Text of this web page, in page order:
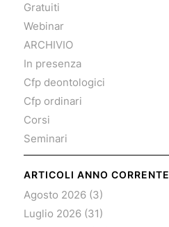
Gratuiti
Webinar
ARCHIVIO
In presenza
Cfp deontologici
Cfp ordinari
Corsi
Seminari
ARTICOLI ANNO CORRENTE
Agosto 2026(3)
Luglio 2026(31)